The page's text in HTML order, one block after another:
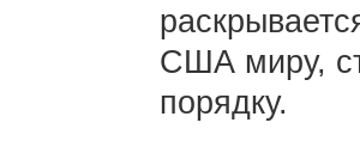
США миру,
порядку.